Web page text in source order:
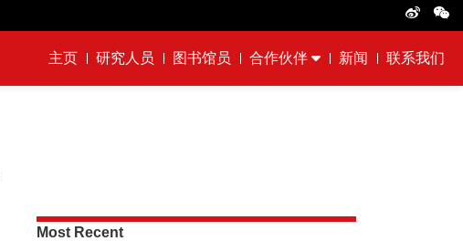
主页 研究人员 图书馆员 合作伙伴 新闻 联系我们
Most Recent